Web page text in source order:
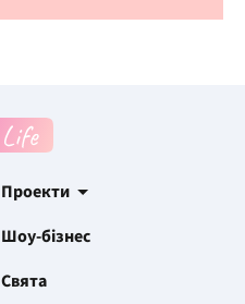
Проекти
Шоу-бізнес
Свята